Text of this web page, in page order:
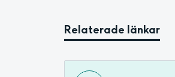
Relaterade länkar